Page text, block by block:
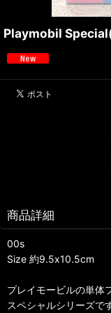
Playmobil
商品詳細
00s
Size 約9.5x10.5cm
プレイモービルの単体
スペシャルシリーズで